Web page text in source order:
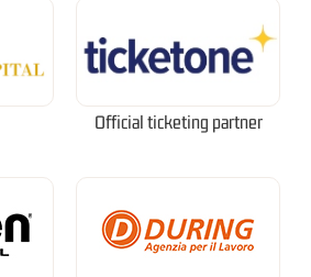
Official ticketing partner